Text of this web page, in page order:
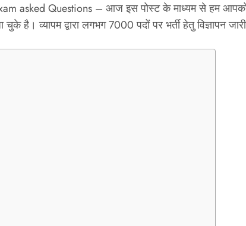
asked Questions – आज इस पोस्‍ट के माध्‍यम से हम आपको
है। व्‍यापम द्वारा लगभग 7000 पदों पर भर्ती हेतु विज्ञापन जारी